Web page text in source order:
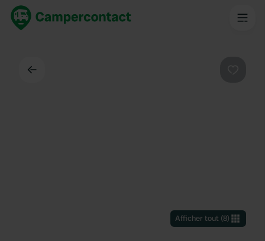
Afficher tout(8)